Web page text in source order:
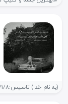
(به نام خدا) تاسیس:1402/1/8 بهترین جمله ها و کلیپ های دپ در...